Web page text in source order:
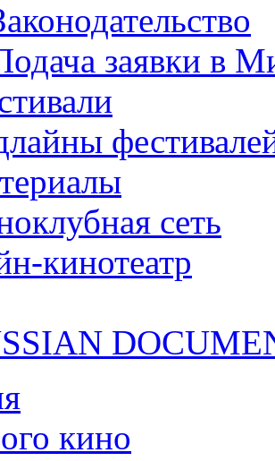
заявки в
сеть
кинотеатр